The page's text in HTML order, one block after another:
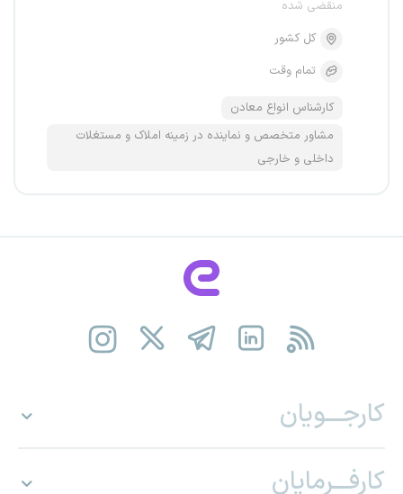
منقضی شده
کل کشور
تمام وقت
کارشناس انواع معادن
مشاور متخصص و نماینده در زمینه املاک و مستغلات
داخلی و خارجی
کارجـــویان
کارفـــرمایان